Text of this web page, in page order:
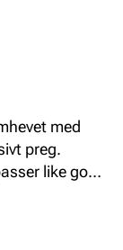
med
preg.
like godt
looks.Et